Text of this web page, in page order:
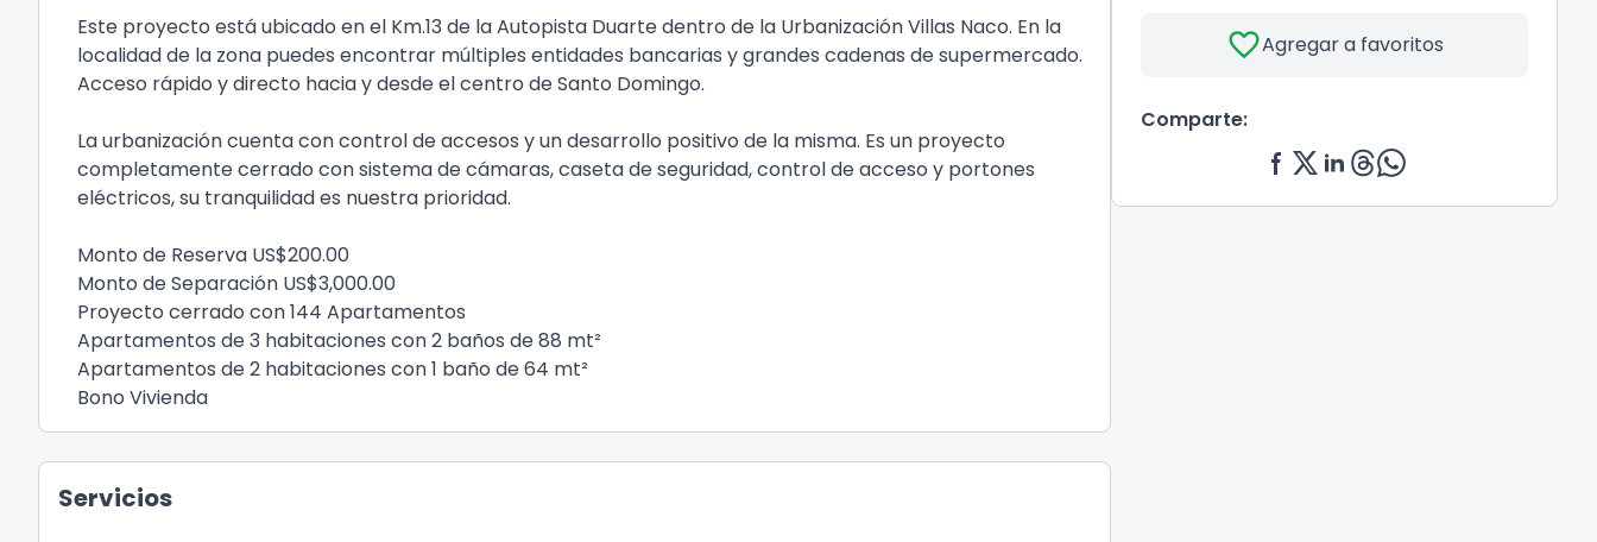
Este proyecto está ubicado en el Km.13 de la Autopista Duarte dentro de la Urbanización Villas Naco. En la
localidad de la zona puedes encontrar múltiples entidades bancarias y grandes cadenas de supermercado.
Acceso rápido y directo hacia y desde el centro de Santo Domingo.
La urbanización cuenta con control de accesos y un desarrollo positivo de la misma. Es un proyecto
completamente cerrado con sistema de cámaras, caseta de seguridad, control de acceso y portones
eléctricos, su tranquilidad es nuestra prioridad.
Monto de Reserva US$200.00
Monto de Separación US$3,000.00
Proyecto cerrado con 144 Apartamentos
Apartamentos de 3 habitaciones con 2 baños de 88 mt²
Apartamentos de 2 habitaciones con 1 baño de 64 mt²
Bono Vivienda
Servicios
favoriteAgregar a favoritos
Comparte: